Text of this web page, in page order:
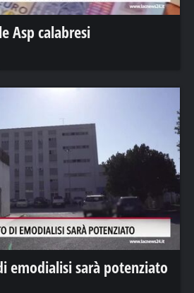
Asp calabresi
emodialisi sarà potenziato